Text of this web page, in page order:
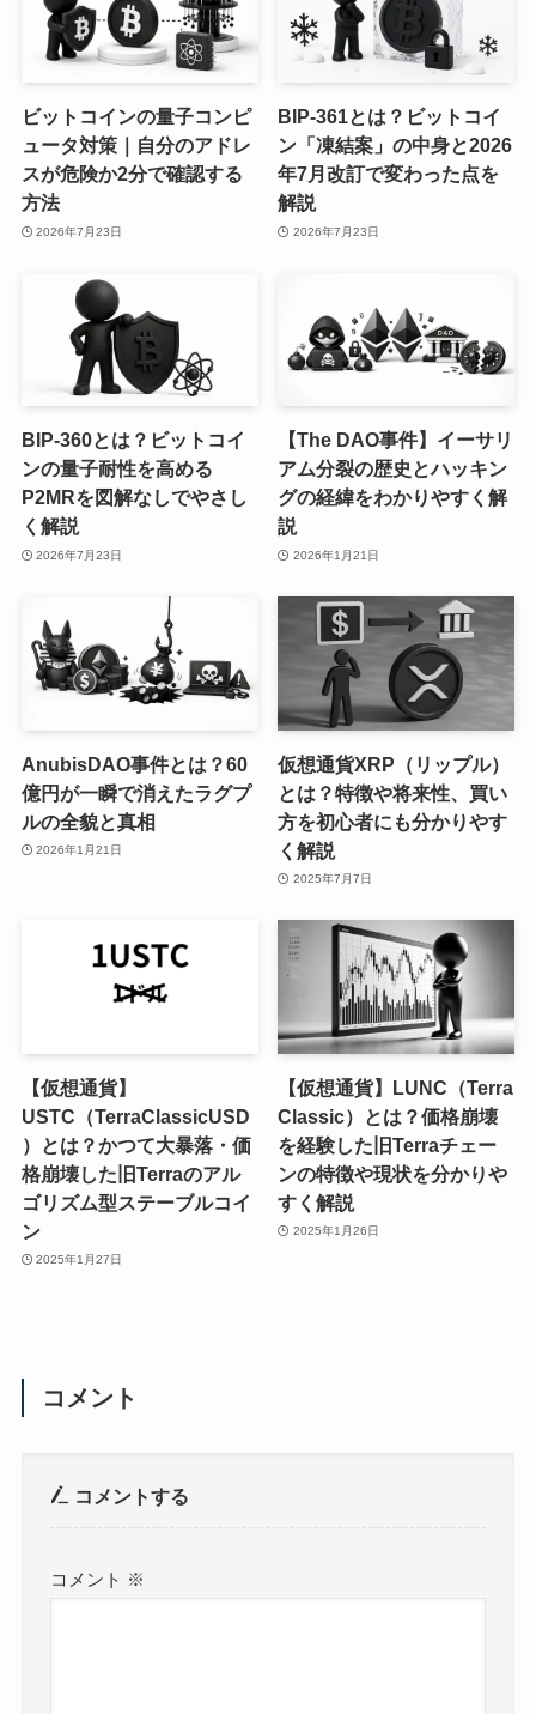
ビットコインの量子コンピ
ュータ対策｜自分のアドレ
スが危険か2分で確認する
方法
2026年7月23日
BIP-361とは？ビットコイ
ン「凍結案」の中身と2026
年7月改訂で変わった点を
解説
2026年7月23日
BIP-360とは？ビットコイ
ンの量子耐性を高める
P2MRを図解なしでやさし
く解説
2026年7月23日
【The DAO事件】イーサリ
アム分裂の歴史とハッキン
グの経緯をわかりやすく解
説
2026年1月21日
AnubisDAO事件とは？60
億円が一瞬で消えたラグプ
ルの全貌と真相
2026年1月21日
仮想通貨XRP（リップル）
とは？特徴や将来性、買い
方を初心者にも分かりやす
く解説
2025年7月7日
【仮想通貨】
USTC（TerraClassicUSD
）とは？かつて大暴落・価
格崩壊した旧Terraのアル
ゴリズム型ステーブルコイ
ン
2025年1月27日
【仮想通貨】LUNC（Terra
Classic）とは？価格崩壊
を経験した旧Terraチェー
ンの特徴や現状を分かりや
すく解説
2025年1月26日
コメント
コメントする
コメント ※